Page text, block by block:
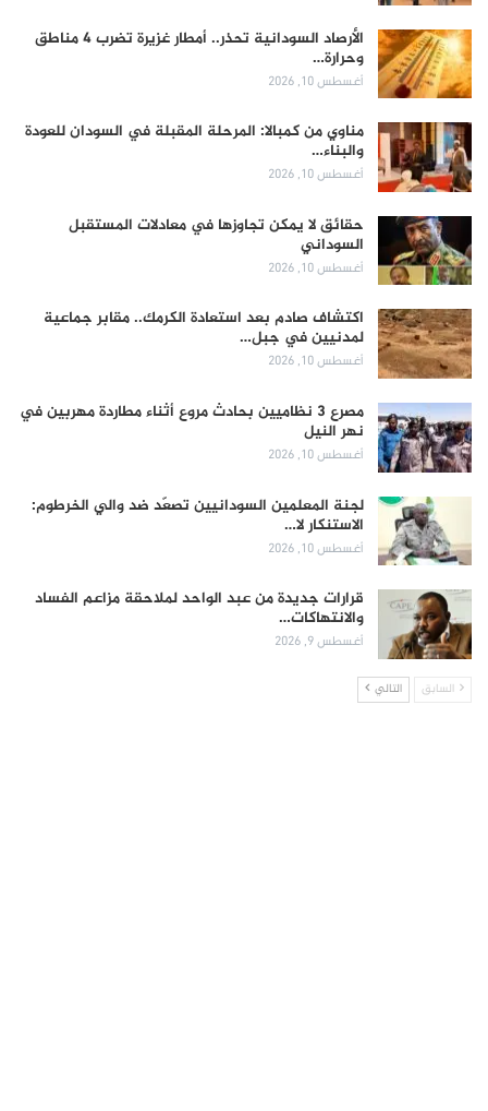
الأرصاد السودانية تحذر.. أمطار غزيرة تضرب 4 مناطق
وحرارة…
أغسطس 10, 2026
مناوي من كمبالا: المرحلة المقبلة في السودان للعودة
والبناء…
أغسطس 10, 2026
حقائق لا يمكن تجاوزها في معادلات المستقبل
السوداني
أغسطس 10, 2026
اكتشاف صادم بعد استعادة الكرمك.. مقابر جماعية
لمدنيين في جبل…
أغسطس 10, 2026
مصرع 3 نظاميين بحادث مروع أثناء مطاردة مهربين في
نهر النيل
أغسطس 10, 2026
لجنة المعلمين السودانيين تصعّد ضد والي الخرطوم:
الاستنكار لا…
أغسطس 10, 2026
قرارات جديدة من عبد الواحد لملاحقة مزاعم الفساد
والانتهاكات…
أغسطس 9, 2026
السابق التالي